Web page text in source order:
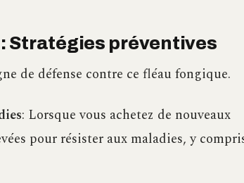
Stratégies préventives
de défense contre ce fléau fongique.
: Lorsque vous achetez de nouveaux
pour résister aux maladies, y